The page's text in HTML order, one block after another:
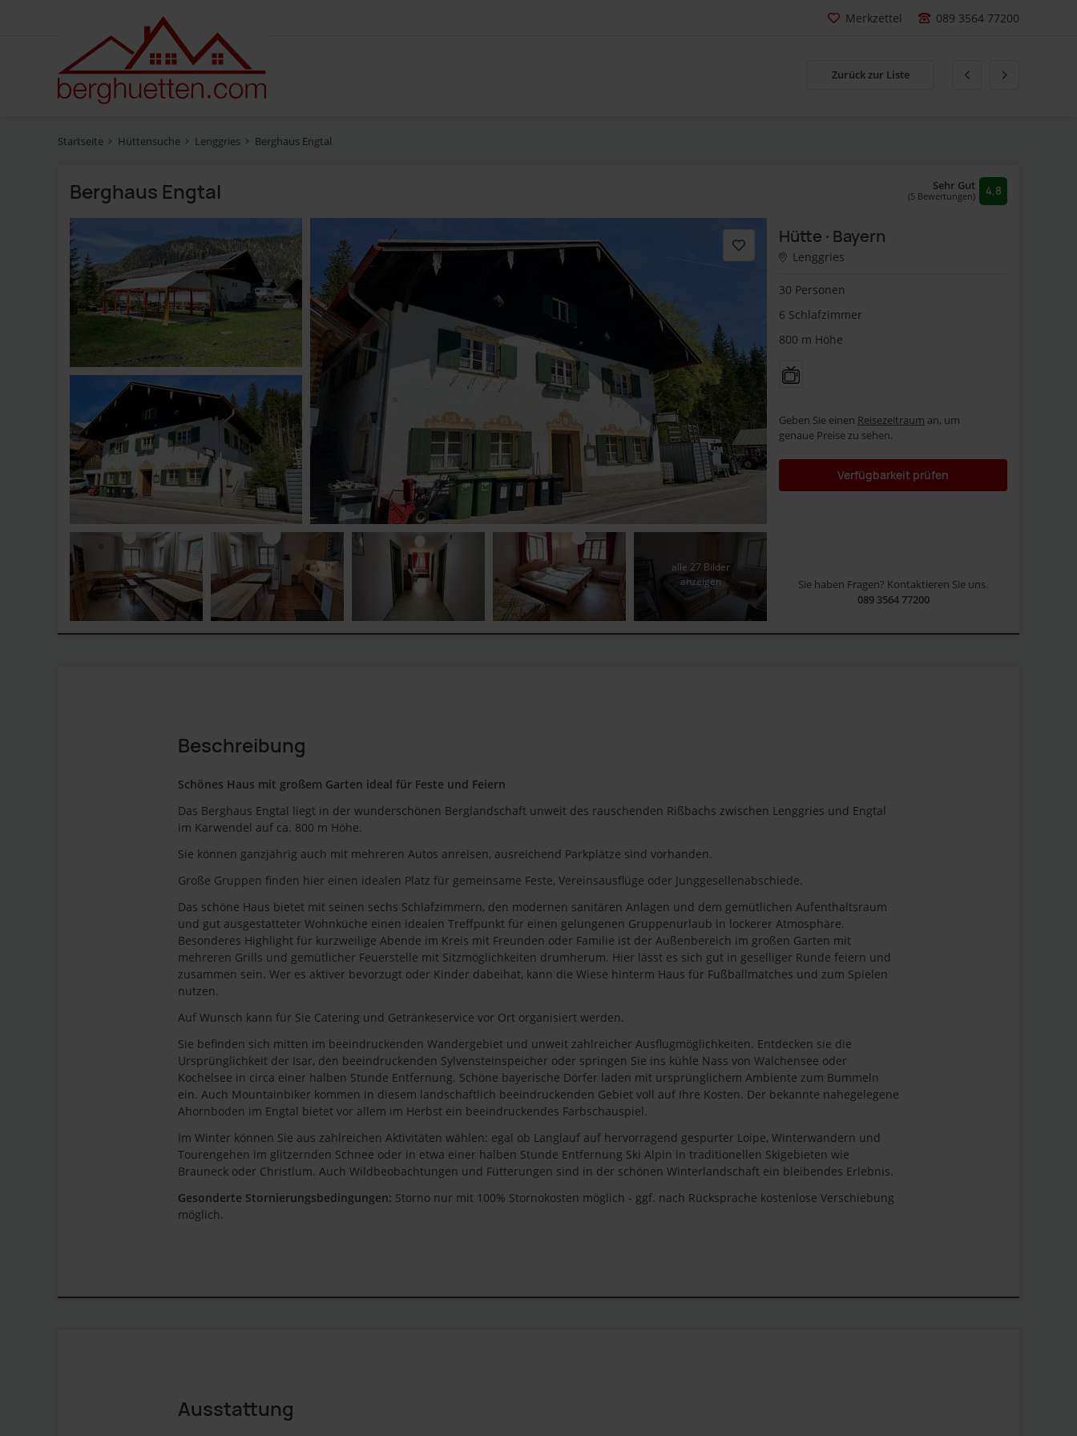
089 3564 77200
Merkzettel
Zurück zur Liste
Startseite Hüttensuche Lenggries Berghaus Engtal
Fotos Ausstattung
Verfügbarkeit prüfen
Berghaus Engtal
alle 27 Bilder
anzeigen
4,8
Sehr Gut
(5 Bewertungen)
Hütte · Bayern
Lenggries
30 Personen
6 Schlafzimmer
800 m Höhe
Geben Sie einen Reisezeitraum an, um
genaue Preise zu sehen.
Verfügbarkeit prüfen
Sie haben Fragen? Kontaktieren Sie uns.
089 3564 77200
Beschreibung
Schönes Haus mit großem Garten ideal für Feste und Feiern
Das Berghaus Engtal liegt in der wunderschönen Berglandschaft unweit des rauschenden Rißbachs zwischen Lenggries und Engtal
im Karwendel auf ca. 800 m Höhe.
Sie können ganzjährig auch mit mehreren Autos anreisen, ausreichend Parkplätze sind vorhanden.
Große Gruppen finden hier einen idealen Platz für gemeinsame Feste, Vereinsausflüge oder Junggesellenabschiede.
Das schöne Haus bietet mit seinen sechs Schlafzimmern, den modernen sanitären Anlagen und dem gemütlichen Aufenthaltsraum
und gut ausgestatteter Wohnküche einen idealen Treffpunkt für einen gelungenen Gruppenurlaub in lockerer Atmosphäre.
Besonderes Highlight für kurzweilige Abende im Kreis mit Freunden oder Familie ist der Außenbereich im großen Garten mit
mehreren Grills und gemütlicher Feuerstelle mit Sitzmöglichkeiten drumherum. Hier lässt es sich gut in geselliger Runde feiern und
zusammen sein. Wer es aktiver bevorzugt oder Kinder dabeihat, kann die Wiese hinterm Haus für Fußballmatches und zum Spielen
nutzen.
Auf Wunsch kann für Sie Catering und Getränkeservice vor Ort organisiert werden.
Sie befinden sich mitten im beeindruckenden Wandergebiet und unweit zahlreicher Ausflugmöglichkeiten. Entdecken sie die
Ursprünglichkeit der Isar, den beeindruckenden Sylvensteinspeicher oder springen Sie ins kühle Nass von Walchensee oder
Kochelsee in circa einer halben Stunde Entfernung. Schöne bayerische Dörfer laden mit ursprünglichem Ambiente zum Bummeln
ein. Auch Mountainbiker kommen in diesem landschaftlich beeindruckenden Gebiet voll auf Ihre Kosten. Der bekannte nahegelegene
Ahornboden im Engtal bietet vor allem im Herbst ein beeindruckendes Farbschauspiel.
Im Winter können Sie aus zahlreichen Aktivitäten wählen: egal ob Langlauf auf hervorragend gespurter Loipe, Winterwandern und
Tourengehen im glitzernden Schnee oder in etwa einer halben Stunde Entfernung Ski Alpin in traditionellen Skigebieten wie
Brauneck oder Christlum. Auch Wildbeobachtungen und Fütterungen sind in der schönen Winterlandschaft ein bleibendes Erlebnis.
Gesonderte Stornierungsbedingungen: Storno nur mit 100% Stornokosten möglich - ggf. nach Rücksprache kostenlose Verschiebung
möglich.
Ausstattung